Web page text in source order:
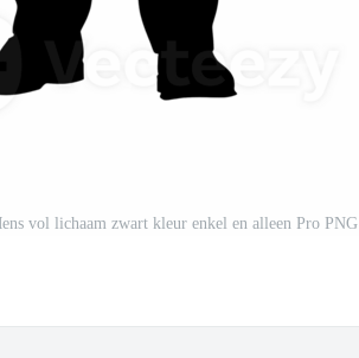
vol lichaam zwart kleur enkel en alleen Pro PNG